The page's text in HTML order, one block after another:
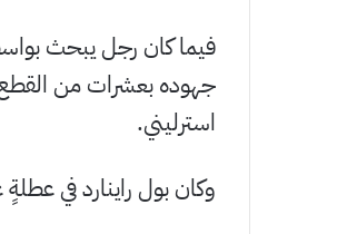
فيما كان رجل يبحث
استرليني.
وكان بول راينارد في